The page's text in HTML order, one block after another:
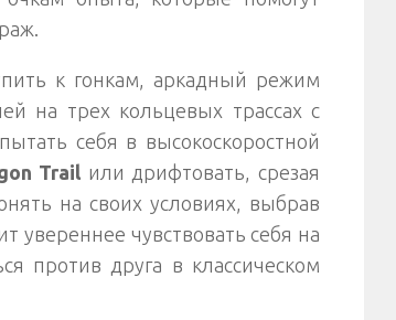
к гонкам, аркадный режим
на трех кольцевых трассах с
себя в высокоскоростной
Trail или дрифтовать, срезая
на своих условиях, выбрав
чувствовать себя на
против друга в классическом